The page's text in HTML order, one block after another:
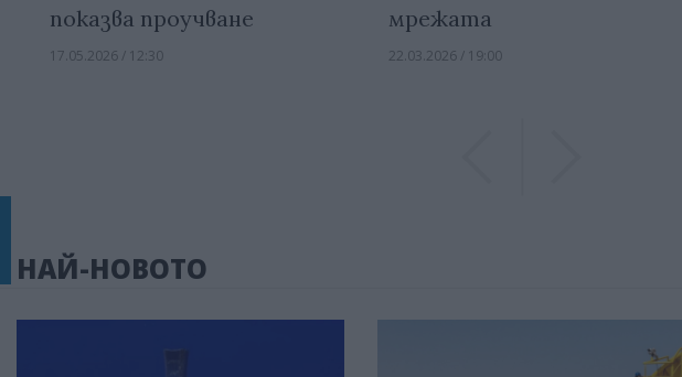
показва проучване
17.05.2026 / 12:30
мрежата
22.03.2026 / 19:00
НАЙ-НОВОТО